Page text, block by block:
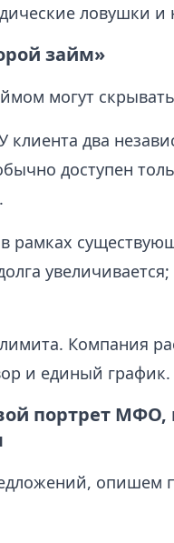
ловушки и
займ»
могут
клиента два
доступен
рамках
Компания
и единый график.
портрет МФО,
опишем